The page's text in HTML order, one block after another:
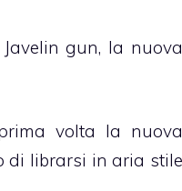
gun, la nuova
volta la nuova
di librarsi in aria stile